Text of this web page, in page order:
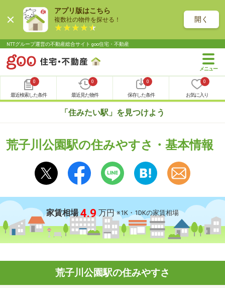
アプリ版はこちら
複数社の物件を探せる！ 開く
NTTグループ運営の不動産総合サイト goo住宅・不動産
0
最近検索した条件
0
最近見た物件
0
保存した条件
0
お気に入り
「住みたい駅」を見つけよう
荒子川公園駅の住みやすさ・基本情報
家賃相場 4.9 万円 ※1K・1DKの家賃相場
荒子川公園駅の住みやすさ